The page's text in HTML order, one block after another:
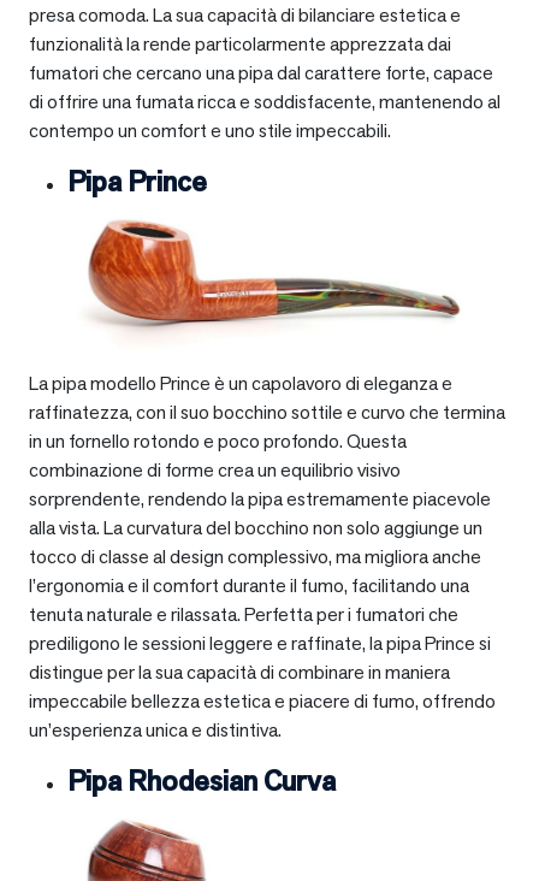
presa comoda. La sua capacità di bilanciare estetica e
funzionalità la rende particolarmente apprezzata dai
fumatori che cercano una pipa dal carattere forte, capace
di offrire una fumata ricca e soddisfacente, mantenendo al
contempo un comfort e uno stile impeccabili.
Pipa Prince
La pipa modello Prince è un capolavoro di eleganza e
raffinatezza, con il suo bocchino sottile e curvo che termina
in un fornello rotondo e poco profondo. Questa
combinazione di forme crea un equilibrio visivo
sorprendente, rendendo la pipa estremamente piacevole
alla vista. La curvatura del bocchino non solo aggiunge un
tocco di classe al design complessivo, ma migliora anche
l’ergonomia e il comfort durante il fumo, facilitando una
tenuta naturale e rilassata. Perfetta per i fumatori che
prediligono le sessioni leggere e raffinate, la pipa Prince si
distingue per la sua capacità di combinare in maniera
impeccabile bellezza estetica e piacere di fumo, offrendo
un’esperienza unica e distintiva.
Pipa Rhodesian Curva